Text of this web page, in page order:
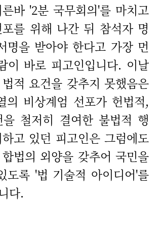
바 '2분 국무회의'를 마치고
를 위해 나간 뒤 참석자 명
명을 받아야 한다고 가장 먼
이 바로 피고인입니다. 이날
적 요건을 갖추지 못했음은
의 비상계엄 선포가 헌법적,
을 철저히 결여한 불법적 행
고 있던 피고인은 그럼에도
법의 외양을 갖추어 국민을
도록 '법 기술적 아이디어'를
다.